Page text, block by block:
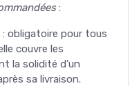
:
: obligatoire pour tous
couvre les
la solidité d'un
sa livraison.